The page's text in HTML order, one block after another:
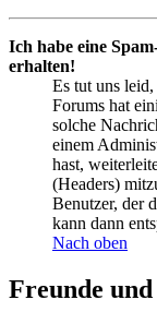
Ich habe eine
erhalten!
Es tut uns
Forums hat
solche
einem
hast,
(Headers)
Benutzer, der
kann dann
Nach oben
Freunde